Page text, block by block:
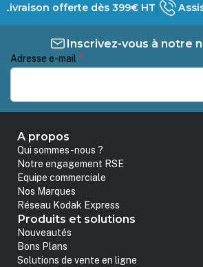
Livraison offerte dès 399€ HT
Inscrivez-vous à notre
Adresse e-mail *
A propos
Qui sommes-nous ?
Notre engagement RSE
Equipe commerciale
Nos Marques
Réseau Kodak Express
Produits et solutions
Nouveautés
Bons Plans
Solutions de vente en ligne